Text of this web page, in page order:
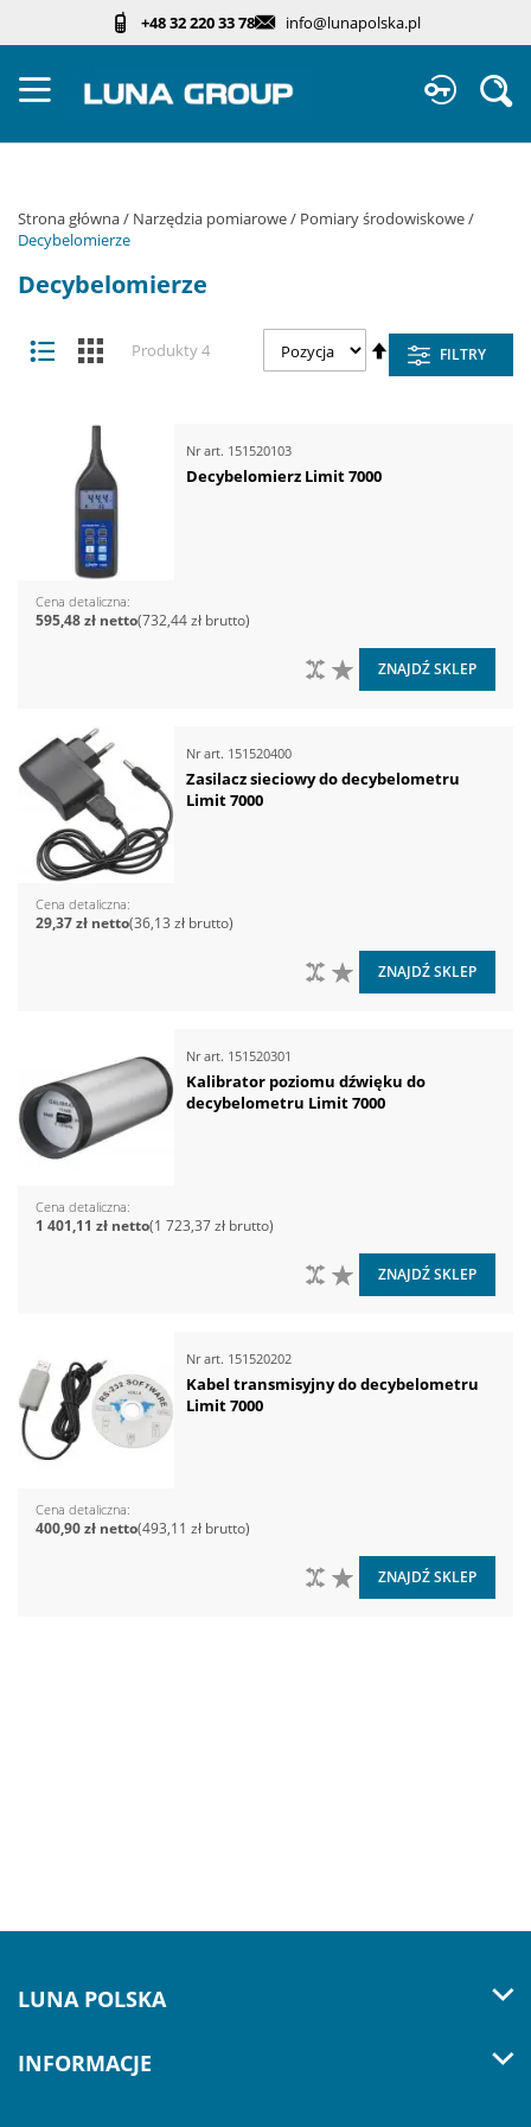
+48 32 220 33 78 info@lunapolska.pl
Strona główna Narzędzia pomiarowe
Pomiary środowiskowe
Decybelomierze
Decybelomierze
Zobacz
jako
Lista KafelkiProdukty4
Ustaw
kierunek
malejący
FILTRY
Nr art. 151520103
Decybelomierz Limit 7000
Cena detaliczna
732,44 zł
595,48 zł
DO LISTY ŻYCZEŃ
DO PORÓWNANIA
ZNAJDŹ SKLEP
Nr art. 151520400
Zasilacz sieciowy do decybelometru
Limit 7000
Cena detaliczna
36,13 zł
29,37 zł
DO LISTY ŻYCZEŃ
DO PORÓWNANIA
ZNAJDŹ SKLEP
Nr art. 151520301
Kalibrator poziomu dźwięku do
decybelometru Limit 7000
Cena detaliczna
1 723,37 zł
1 401,11 zł
DO LISTY ŻYCZEŃ
DO PORÓWNANIA
ZNAJDŹ SKLEP
Nr art. 151520202
Kabel transmisyjny do decybelometru
Limit 7000
Cena detaliczna
493,11 zł
400,90 zł
DO LISTY ŻYCZEŃ
DO PORÓWNANIA
ZNAJDŹ SKLEP
LUNA POLSKA
INFORMACJE